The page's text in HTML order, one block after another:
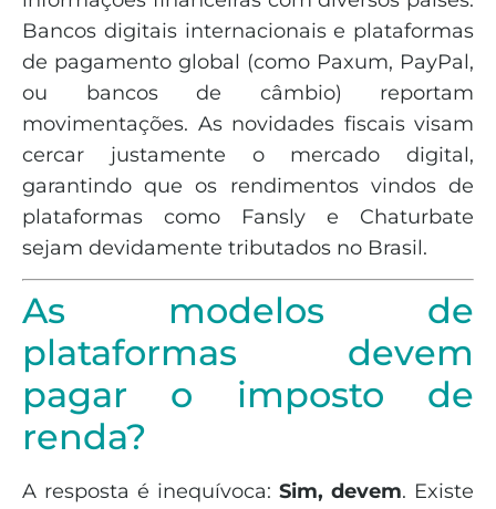
Bancos digitais internacionais e plataformas
de pagamento global (como Paxum, PayPal,
ou bancos de câmbio) reportam
movimentações. As novidades fiscais visam
cercar justamente o mercado digital,
garantindo que os rendimentos vindos de
plataformas como Fansly e Chaturbate
sejam devidamente tributados no Brasil.
As modelos de
plataformas devem
pagar o imposto de
renda?
A resposta é inequívoca: Sim, devem. Existe